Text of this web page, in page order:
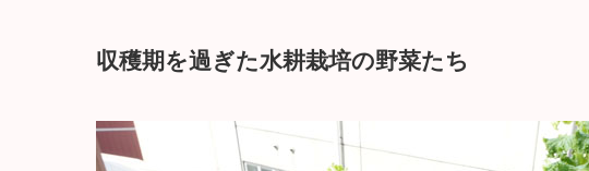
収穫期を過ぎた水耕栽培の野菜たち